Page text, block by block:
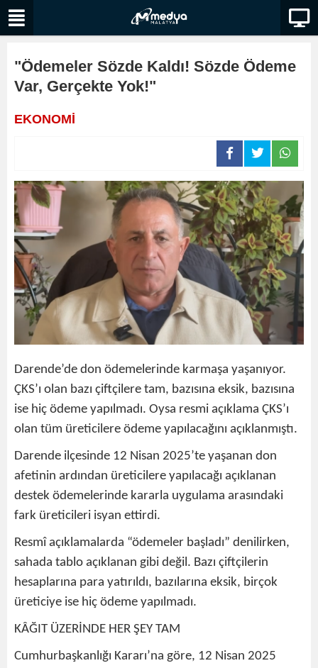
"Ödemeler Sözde Kaldı! Sözde Ödeme
Var, Gerçekte Yok!"
EKONOMİ
Darende’de don ödemelerinde karmaşa yaşanıyor.
ÇKS’ı olan bazı çiftçilere tam, bazısına eksik, bazısına
ise hiç ödeme yapılmadı. Oysa resmi açıklama ÇKS’ı
olan tüm üreticilere ödeme yapılacağını açıklanmıştı.
Darende ilçesinde 12 Nisan 2025’te yaşanan don
afetinin ardından üreticilere yapılacağı açıklanan
destek ödemelerinde kararla uygulama arasındaki
fark üreticileri isyan ettirdi.
Resmî açıklamalarda “ödemeler başladı” denilirken,
sahada tablo açıklanan gibi değil. Bazı çiftçilerin
hesaplarına para yatırıldı, bazılarına eksik, birçok
üreticiye ise hiç ödeme yapılmadı.
KÂĞIT ÜZERİNDE HER ŞEY TAM
Cumhurbaşkanlığı Kararı’na göre, 12 Nisan 2025